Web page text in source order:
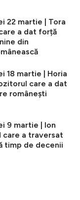
22 martie | Tora
a dat forță
din
18 martie | Horia
care a dat
românești
9 martie | Ion
care a traversat
timp de decenii